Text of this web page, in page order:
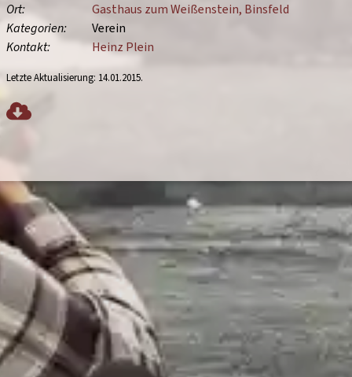
Ort
Gasthaus zum Weißenstein, Binsfeld
Kategorien
Verein
Kontakt
Heinz Plein
Letzte Aktualisierung: 14.01.2015.